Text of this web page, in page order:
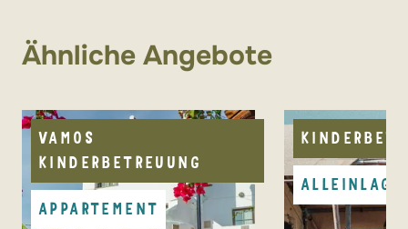
schwaches Mobilnetz
Ähnliche Angebote
VAMOS
KINDERBETREUUNG
APPARTEMENT
ALLEINLAGE